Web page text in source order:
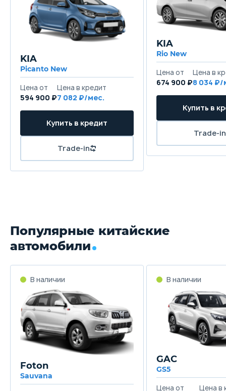
KIA
Picanto New
594 900 ₽7 082
KIA
Rio New
674 900 ₽8 034
Популярные китайские
автомобили
Foton
Sauvana
GAC
GS5